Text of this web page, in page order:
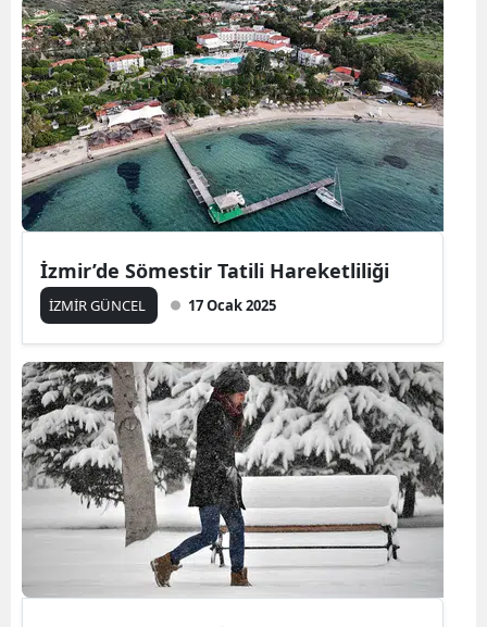
İzmir’de Sömestir Tatili Hareketliliği
İZMİR GÜNCEL 17 Ocak 2025